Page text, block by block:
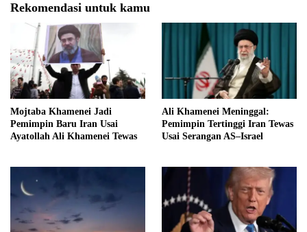
Rekomendasi untuk kamu
Mojtaba Khamenei Jadi
Pemimpin Baru Iran Usai
Ayatollah Ali Khamenei Tewas
Ali Khamenei Meninggal:
Pemimpin Tertinggi Iran Tewas
Usai Serangan AS–Israel